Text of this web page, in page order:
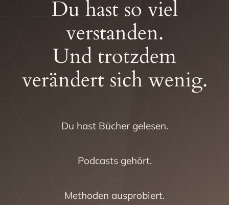
Du hast so viel
verstanden.
Und trotzdem
verändert sich wenig.
Du hast Bücher gelesen.
Podcasts gehört.
Methoden ausprobiert.